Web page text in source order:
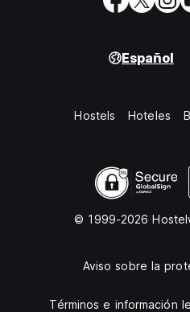
Español
Hostels Hoteles
© 1999-2026
Aviso sobre la
Términos e información